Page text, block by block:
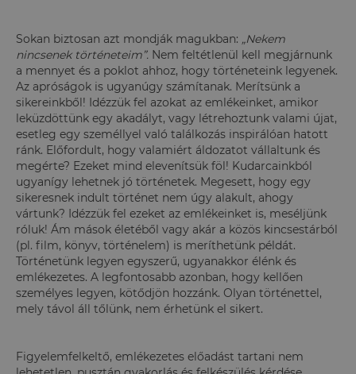
Sokan biztosan azt mondják magukban: „Nekem
nincsenek történeteim”. Nem feltétlenül kell megjárnunk
a mennyet és a poklot ahhoz, hogy történeteink legyenek.
Az apróságok is ugyanúgy számítanak. Merítsünk a
sikereinkből! Idézzük fel azokat az emlékeinket, amikor
leküzdöttünk egy akadályt, vagy létrehoztunk valami újat,
esetleg egy személlyel való találkozás inspirálóan hatott
ránk. Előfordult, hogy valamiért áldozatot vállaltunk és
megérte? Ezeket mind elevenítsük föl! Kudarcainkból
ugyanígy lehetnek jó történetek. Megesett, hogy egy
sikeresnek indult történet nem úgy alakult, ahogy
vártunk? Idézzük fel ezeket az emlékeinket is, meséljünk
róluk! Ám mások életéből vagy akár a közös kincsestárból
(pl. film, könyv, történelem) is meríthetünk példát.
Történetünk legyen egyszerű, ugyanakkor élénk és
emlékezetes. A legfontosabb azonban, hogy kellően
személyes legyen, kötődjön hozzánk. Olyan történettel,
mely távol áll tőlünk, nem érhetünk el sikert.
Figyelemfelkeltő, emlékezetes előadást tartani nem